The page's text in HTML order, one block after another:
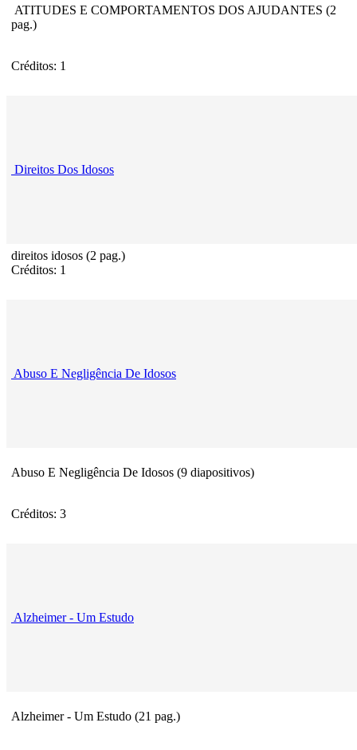
ATITUDES E COMPORTAMENTOS DOS AJUDANTES (2
pag.)
Créditos: 1
Direitos Dos Idosos
direitos idosos (2 pag.)
Créditos: 1
Abuso E Negligência De Idosos
Abuso E Negligência De Idosos (9 diapositivos)
Créditos: 3
Alzheimer - Um Estudo
Alzheimer - Um Estudo (21 pag.)